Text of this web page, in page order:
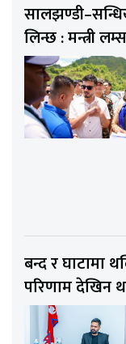
लिन्छ : मन्त्री
बन्द र घाटामा
परिणाम देखिन